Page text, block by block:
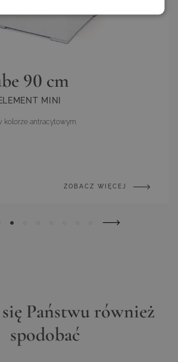
wypoczynkowe, Stoliki kawowe
biuro@living-zone.pl
90 cm
MINI
kolorze antracytowym
ZOBACZ WIĘCEJ
Państwu również
spodobać